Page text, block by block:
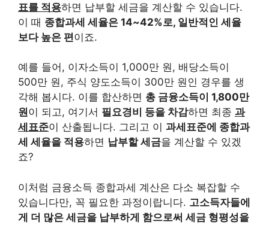
표를 적용하면 납부할 세금을 계산할 수 있습니다.
이 때 종합과세 세율은 14~42%로, 일반적인 세율
보다 높은 편이죠.
예를 들어, 이자소득이 1,000만 원, 배당소득이
500만 원, 주식 양도소득이 300만 원인 경우를 생
각해 봅시다. 이를 합산하면 총 금융소득이 1,800만
원이 되고, 여기서 필요경비 등을 차감하면 최종 과
세표준이 산출됩니다. 그리고 이 과세표준에 종합과
세 세율을 적용하면 납부할 세금을 계산할 수 있겠
죠?
이처럼 금융소득 종합과세 계산은 다소 복잡할 수
있습니다만, 꼭 필요한 과정이랍니다. 고소득자들에
게 더 많은 세금을 납부하게 함으로써 세금 형평성을